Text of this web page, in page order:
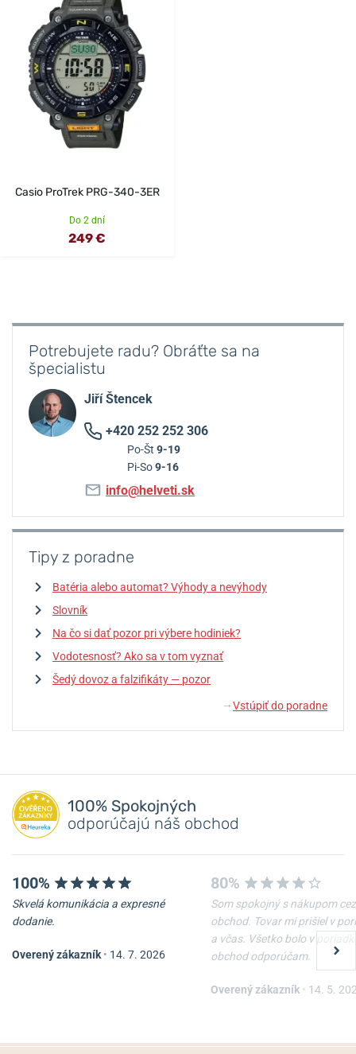
Casio ProTrek PRG-340-3ER
Do 2 dní
249 €
Potrebujete radu? Obráťte sa na
špecialistu
Jiří Štencek
+420 252 252 306
Po-Št 9-19
Pi-So9-16
info@helveti.sk
Tipy z poradne
Batéria alebo automat? Výhody a nevýhody
Slovník
Na čo si dať pozor pri výbere hodiniek?
Vodotesnosť? Ako sa v tom vyznať
Šedý dovoz a falzifikáty — pozor
↓ Vstúpiť do poradne
100% Spokojných
odporúčajú náš obchod
100%
Skvelá komunikácia a expresné
dodanie.
Overený zákazník • 14. 7. 2026
80%
Som spokojný s nákupom cez
obchod. Tovar mi prišiel v
a včas. Všetko bolo v
obchod odporúčam.
Overený zákazník • 14. 5.